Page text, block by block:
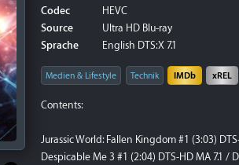
Codec
HEVC
Source
Ultra HD Blu-ray
Sprache
English DTS:X 7.1
Medien & Lifestyle Technik IMDb xREL
Contents:
Jurassic World: Fallen Kingdom #1 (3:03)
Despicable Me 3 #1 (2:04) DTS-HD MA 7.1 /